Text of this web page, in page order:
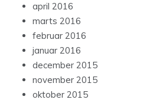
april 2016
marts 2016
februar 2016
januar 2016
december 2015
november 2015
oktober 2015